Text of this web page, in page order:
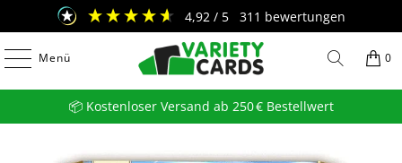
Menü 0
4,92 / 5 311 bewertungen
📦 Kostenloser Versand ab 250 € Bestellwert